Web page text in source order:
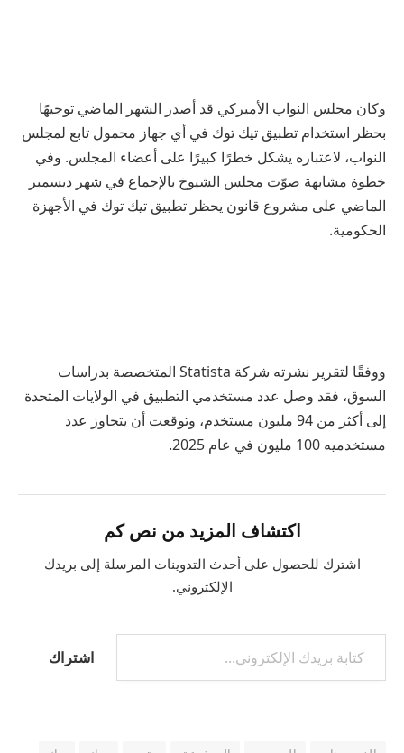
وكان مجلس النواب الأميركي قد أصدر الشهر الماضي توجيهًا
بحظر استخدام تطبيق تيك توك في أي جهاز محمول تابع لمجلس
النواب، لاعتباره يشكل خطرًا كبيرًا على أعضاء المجلس. وفي
خطوة مشابهة صوّت مجلس الشيوخ بالإجماع في شهر ديسمبر
الماضي على مشروع قانون يحظر تطبيق تيك توك في الأجهزة
الحكومية.
ووفقًا لتقرير نشرته شركة Statista المتخصصة بدراسات
السوق، فقد وصل عدد مستخدمي التطبيق في الولايات المتحدة
إلى أكثر من 94 مليون مستخدم، وتوقعت أن يتجاوز عدد
مستخدميه 100 مليون في عام 2025.
اكتشاف المزيد من نص كم
اشترك للحصول على أحدث التدوينات المرسلة إلى بريدك
الإلكتروني.
اشتراك